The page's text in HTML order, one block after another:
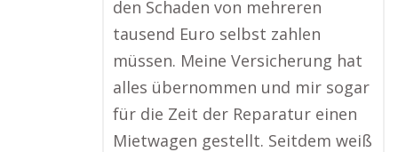
den Schaden von mehreren
tausend Euro selbst zahlen
müssen. Meine Versicherung hat
alles übernommen und mir sogar
für die Zeit der Reparatur einen
Mietwagen gestellt. Seitdem weiß